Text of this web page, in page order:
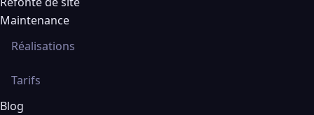
Maintenance
Réalisations
Tarifs
Blog